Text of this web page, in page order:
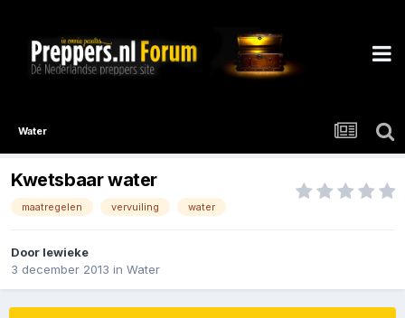
Water
Kwetsbaar water
maatregelen vervuiling water
Door lewieke
3 december 2013 in Water